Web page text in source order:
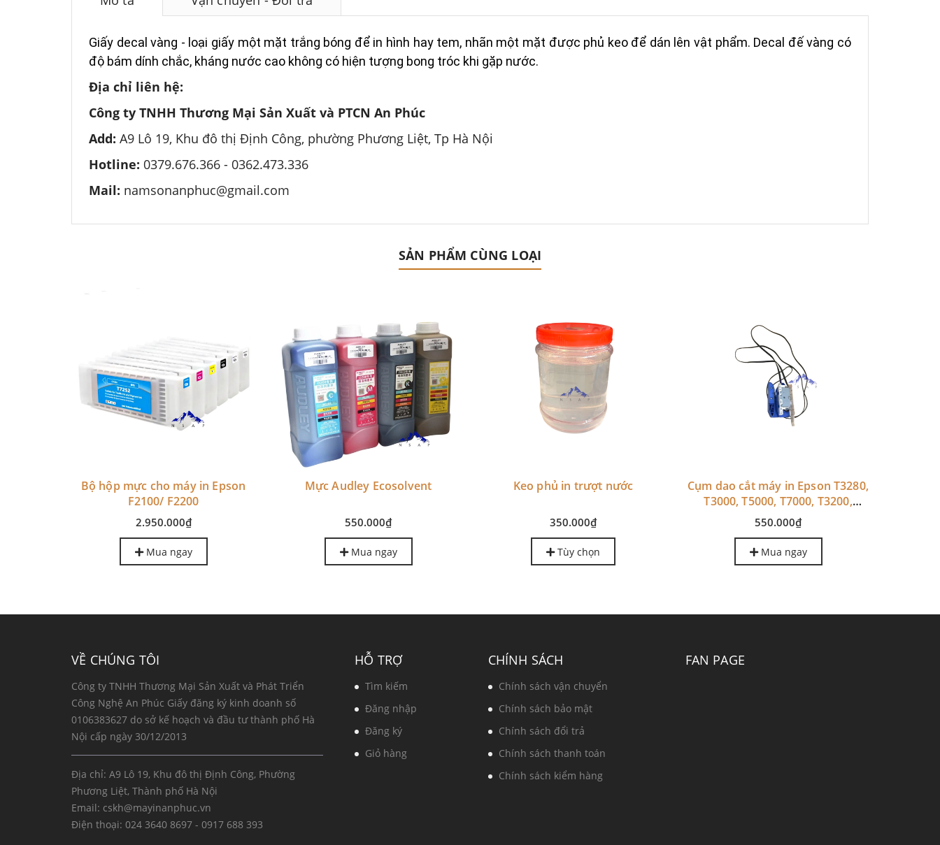
Giấy decal vàng - loại giấy một mặt trắng bóng để in hình hay tem, nhãn một mặt được phủ keo để dán lên vật phẩm. Decal đế vàng có
độ bám dính chắc, kháng nước cao không có hiện tượng bong tróc khi gặp nước.
Địa chỉ liên hệ:
Công ty TNHH Thương Mại Sản Xuất và PTCN An Phúc
Add: A9 Lô 19, Khu đô thị Định Công, phường Phương Liệt, Tp Hà Nội
Hotline: 0379.676.366 - 0362.473.336
Mail: namsonanphuc@gmail.com
SẢN PHẨM CÙNG LOẠI
Bộ hộp mực cho máy in Epson
F2100/ F2200
2.950.000₫
Mua ngay
Mực Audley Ecosolvent
550.000₫
Mua ngay
Keo phủ in trượt nước
350.000₫
Tùy chọn
Cụm dao cắt máy in Epson T3280,
T3000, T5000, T7000, T3200,
T5200, T7200, T3270, T5270,
T7270, T5280, T7280
550.000₫
Mua ngay
VỀ CHÚNG TÔI
Công ty TNHH Thương Mại Sản Xuất và Phát Triển
Công Nghệ An Phúc Giấy đăng ký kinh doanh số
0106383627 do sở kế hoạch và đầu tư thành phố Hà
Nội cấp ngày 30/12/2013
Địa chỉ: A9 Lô 19, Khu đô thị Định Công, Phường
Phương Liệt, Thành phố Hà Nội
Email: cskh@mayinanphuc.vn
Điện thoại: 024 3640 8697 - 0917 688 393
HỖ TRỢ
Tìm kiếm
Đăng nhập
Đăng ký
Giỏ hàng
CHÍNH SÁCH
Chính sách vận chuyển
Chính sách bảo mật
Chính sách đổi trả
Chính sách thanh toán
Chính sách kiểm hàng
FAN PAGE